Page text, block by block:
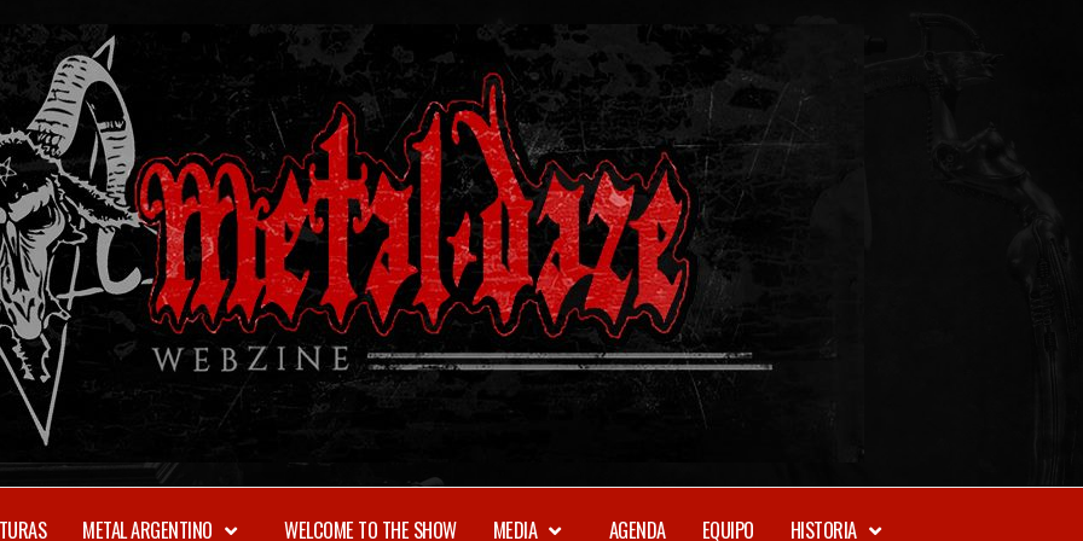
METAL-
METAL ARGENTINO WELCOME TO THE SHOW MEDIA AGENDA EQUIPO HISTORIA